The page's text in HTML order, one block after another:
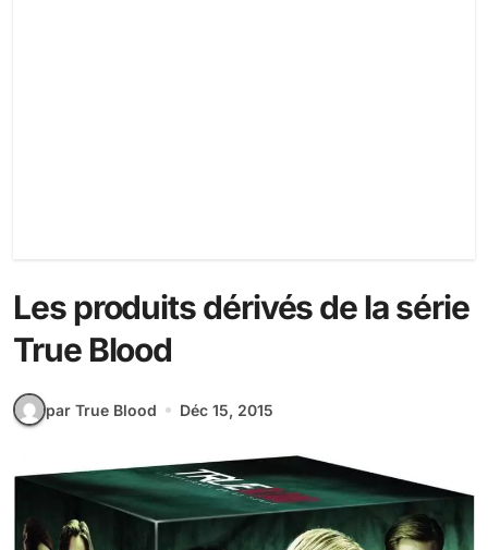
Les produits dérivés de la série
True Blood
par True Blood Déc 15, 2015